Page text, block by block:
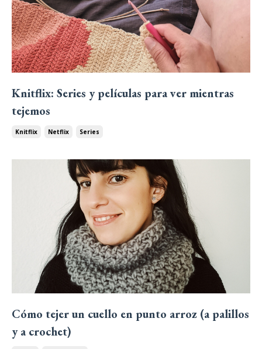
Knitflix: Series y películas para ver mientras
tejemos
Knitflix Netflix Series
Cómo tejer un cuello en punto arroz (a palillos
y a crochet)